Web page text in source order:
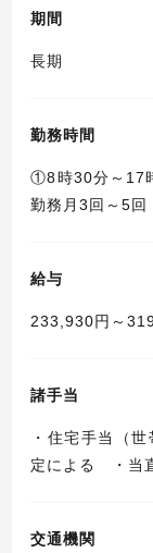
期間
長期
勤務時間
①8時30分～
勤務月3回～5回
給与
233,930円～
諸手当
・住宅手当（
定による ・当
交通機関